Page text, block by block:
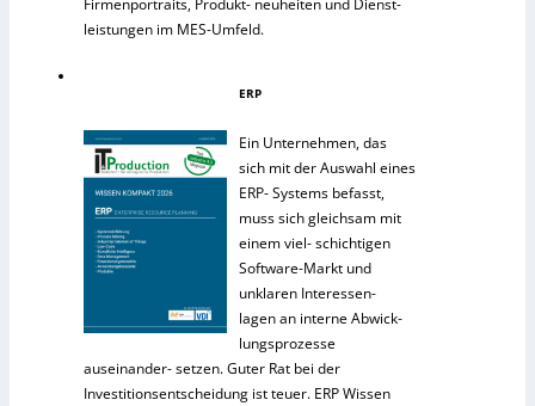
leistungen im MES-Umfeld.
ERP
Ein Unternehmen, das
sich mit der Auswahl eines
ERP- Systems befasst,
muss sich gleichsam mit
einem viel- schichtigen
Software-Markt und
unklaren Interessen-
lagen an interne Abwick-
lungsprozesse
auseinander- setzen. Guter Rat bei der
Investitionsentscheidung ist teuer. ERP Wissen